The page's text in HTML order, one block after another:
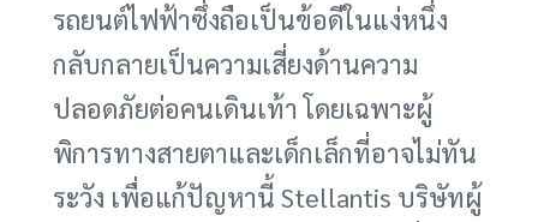
รถยนต์ไฟฟ้าซึ่งถือเป็นข้อดีในแง่หนึ่ง
กลับกลายเป็นความเสี่ยงด้านความ
ปลอดภัยต่อคนเดินเท้า โดยเฉพาะผู้
พิการทางสายตาและเด็กเล็กที่อาจไม่ทัน
ระวัง เพื่อแก้ปัญหานี้ Stellantis บริษัทผู้